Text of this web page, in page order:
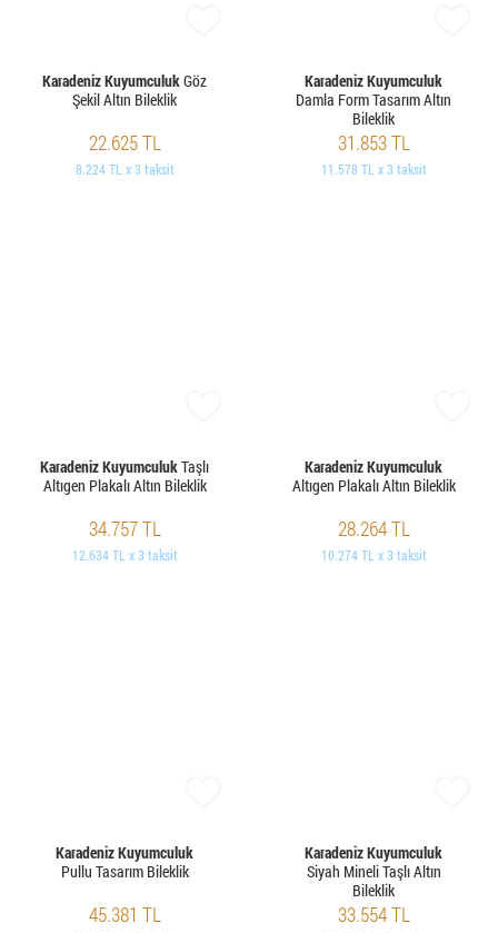
Karadeniz KuyumculukGöz
Şekil Altın Bileklik
22.625 TL
8.224 TL x 3 taksit
Karadeniz Kuyumculuk
Damla Form Tasarım Altın
Bileklik
31.853 TL
11.578 TL x 3 taksit
Karadeniz KuyumculukTaşlı
Altıgen Plakalı Altın Bileklik
34.757 TL
12.634 TL x 3 taksit
Karadeniz Kuyumculuk
Altıgen Plakalı Altın Bileklik
28.264 TL
10.274 TL x 3 taksit
Karadeniz Kuyumculuk
Pullu Tasarım Bileklik
45.381 TL
Karadeniz Kuyumculuk
Siyah Mineli Taşlı Altın
Bileklik
33.554 TL